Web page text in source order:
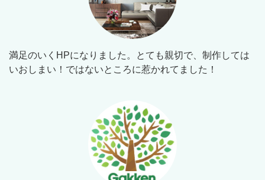
満足のいくHPになりました。とても親切で、制作しては
いおしまい！ではないところに惹かれてました！